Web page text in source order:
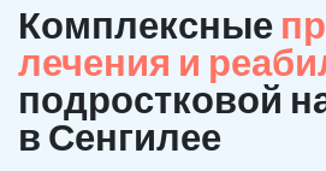
Комплексные
лечения и
подростковой
в Сенгилее